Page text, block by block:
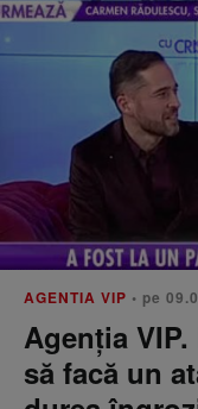
AGENTIA VIP • pe
Agenția
să facă un